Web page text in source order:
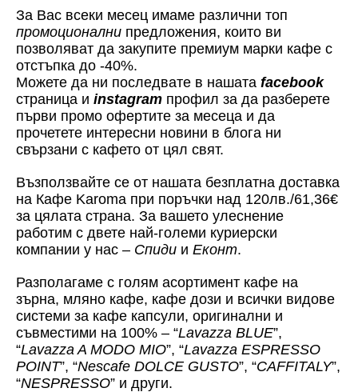
За Вас всеки месец имаме различни топ
промоционални предложения, които ви
позволяват да закупите премиум марки кафе с
отстъпка до -40%.
Можете да ни последвате в нашата facebook
страница и instagram профил за да разберете
първи промо офертите за месеца и да
прочетете интересни новини в блога ни
свързани с кафето от цял свят.
Възползвайте се от нашата безплатна доставка
на Кафе Karoma при поръчки над 120лв./61,36€
за цялата страна. За вашето улеснение
работим с двете най-големи куриерски
компании у нас – Спиди и Еконт.
Разполагаме с голям асортимент кафе на
зърна, мляно кафе, кафе дози и всички видове
системи за кафе капсули, оригинални и
съвместими на 100% – “Lavazza BLUE”,
“Lavazza A MODO MIO”, “Lavazza ESPRESSO
POINT”, “Nescafe DOLCE GUSTO”, “CAFFITALY”,
“NESPRESSO” и други.